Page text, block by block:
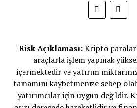
Risk Açıklaması:Kripto
araçlarla işlem yapmak
içermektedir ve yatırım
tamamını kaybetmenize sebep
yatırımcılar için uygun değildir.